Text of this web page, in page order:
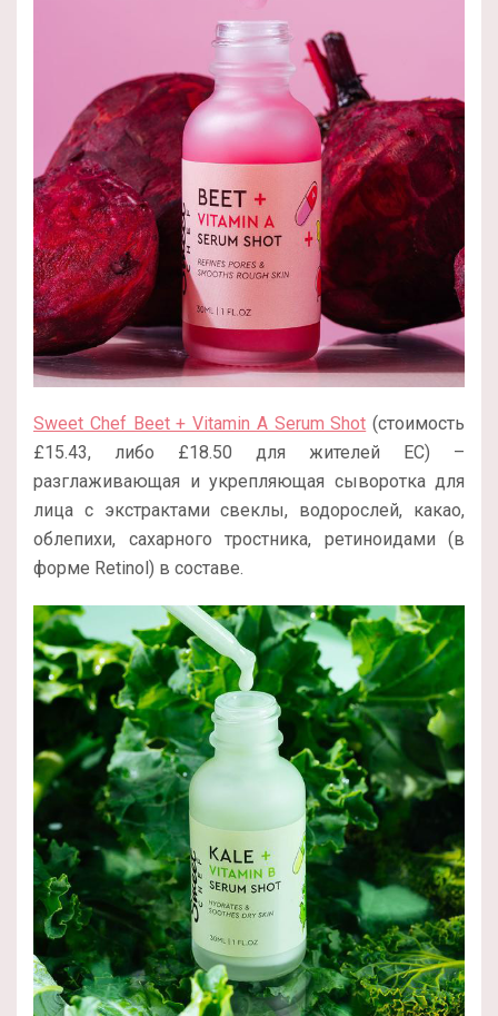
Sweet Chef Beet + Vitamin A Serum Shot (стоимость
£15.43, либо £18.50 для жителей ЕС) –
разглаживающая и укрепляющая сыворотка для
лица с экстрактами свеклы, водорослей, какао,
облепихи, сахарного тростника, ретиноидами (в
форме Retinol) в составе.